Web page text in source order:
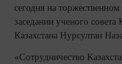
сегодня на
заседании ученого
Казахстана Нурсултан
«Сотрудничество